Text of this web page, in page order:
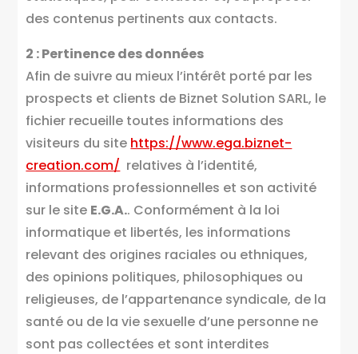
des contenus pertinents aux contacts.
2 : Pertinence des données
Afin de suivre au mieux l’intérêt porté par les
prospects et clients de Biznet Solution SARL, le
fichier recueille toutes informations des
visiteurs du site https://www.ega.biznet-
creation.com/ relatives à l’identité,
informations professionnelles et son activité
sur le site E.G.A.. Conformément à la loi
informatique et libertés, les informations
relevant des origines raciales ou ethniques,
des opinions politiques, philosophiques ou
religieuses, de l’appartenance syndicale, de la
santé ou de la vie sexuelle d’une personne ne
sont pas collectées et sont interdites